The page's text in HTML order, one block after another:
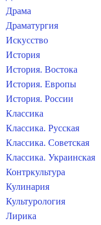
Драма
Драматургия
Искусство
История
История. Востока
История. Европы
История. России
Классика
Классика. Русская
Классика. Советская
Классика. Украинская
Контркультура
Кулинария
Культурология
Лирика